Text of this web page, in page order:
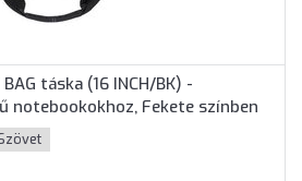
BAG táska (16 INCH/BK) -
notebookokhoz, Fekete színben